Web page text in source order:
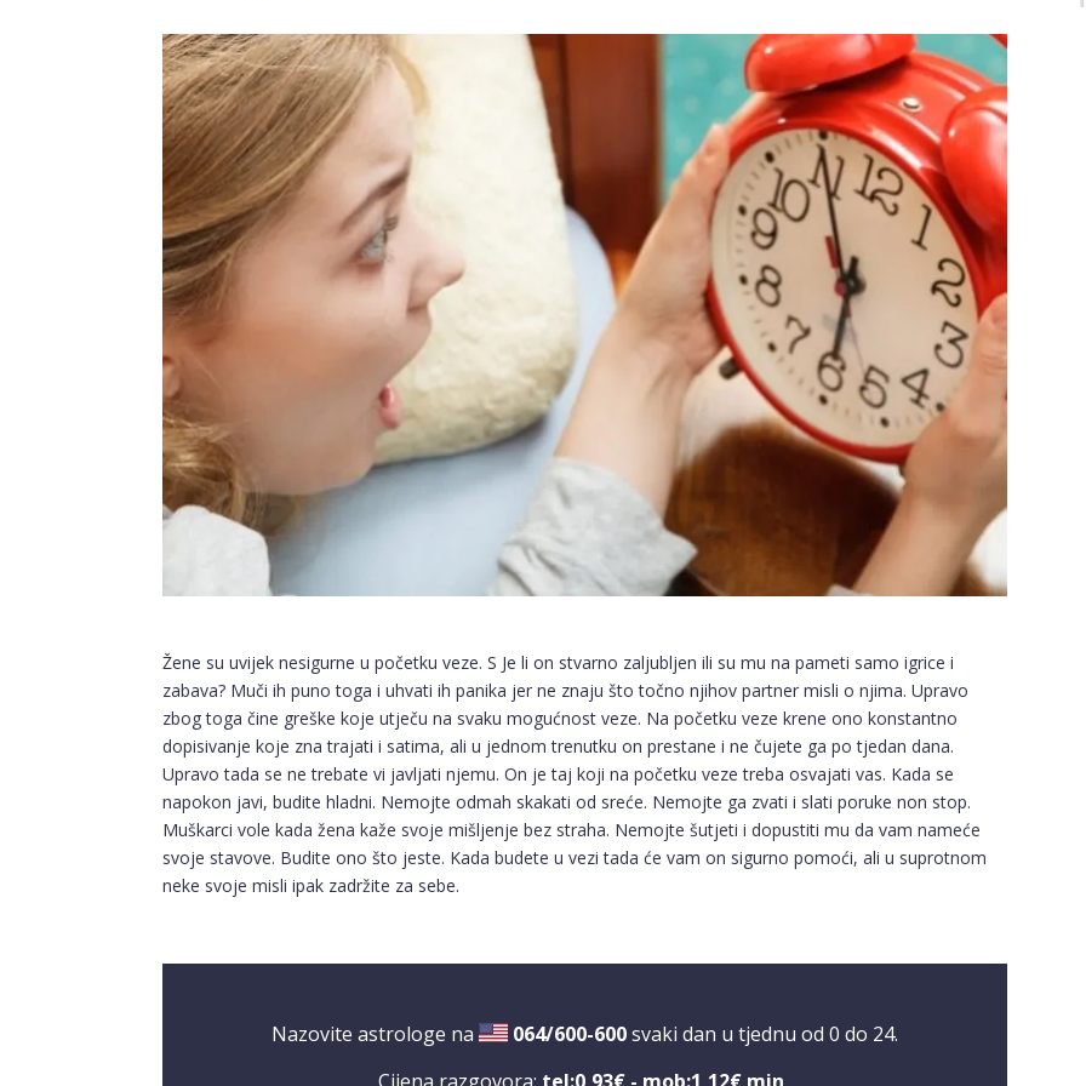
Žene su uvijek nesigurne u početku veze. S Je li on stvarno zaljubljen ili su mu na pameti samo igrice i
zabava? Muči ih puno toga i uhvati ih panika jer ne znaju što točno njihov partner misli o njima. Upravo
zbog toga čine greške koje utječu na svaku mogućnost veze. Na početku veze krene ono konstantno
dopisivanje koje zna trajati i satima, ali u jednom trenutku on prestane i ne čujete ga po tjedan dana.
Upravo tada se ne trebate vi javljati njemu. On je taj koji na početku veze treba osvajati vas. Kada se
napokon javi, budite hladni. Nemojte odmah skakati od sreće. Nemojte ga zvati i slati poruke non stop.
Muškarci vole kada žena kaže svoje mišljenje bez straha. Nemojte šutjeti i dopustiti mu da vam nameće
svoje stavove. Budite ono što jeste. Kada budete u vezi tada će vam on sigurno pomoći, ali u suprotnom
neke svoje misli ipak zadržite za sebe.
Nazovite astrologe na 064/600-600 svaki dan u tjednu od 0 do 24.
Cijena razgovora: tel:0,93€ - mob:1,12€ min